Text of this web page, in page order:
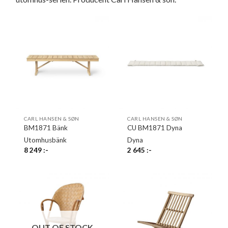
CARL HANSEN & SØN
BM1871 Bänk
Utomhusbänk
8 249:-
CARL HANSEN & SØN
CU BM1871 Dyna
Dyna
2 645:-